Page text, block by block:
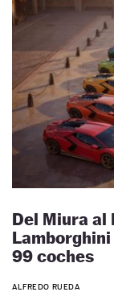
Del Miura al
99 coches
ALFREDO RUEDA